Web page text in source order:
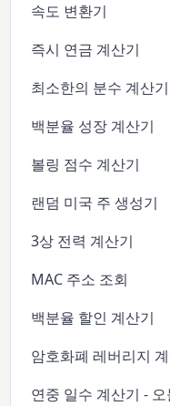
속도 변환기
즉시 연금 계산기
최소한의 분수 계산기
백분율 성장 계산기
볼링 점수 계산기
랜덤 미국 주 생성기
3상 전력 계산기
MAC 주소 조회
백분율 할인 계산기
암호화폐 레버리지
연중 일수 계산기 -